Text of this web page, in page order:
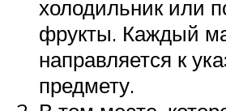
холодильник или
фрукты. Каждый
направляется к
предмету.